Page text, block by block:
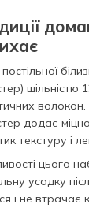
щільністю
волокон.
додає
текстуру і
цього
усадку
і не втрачає